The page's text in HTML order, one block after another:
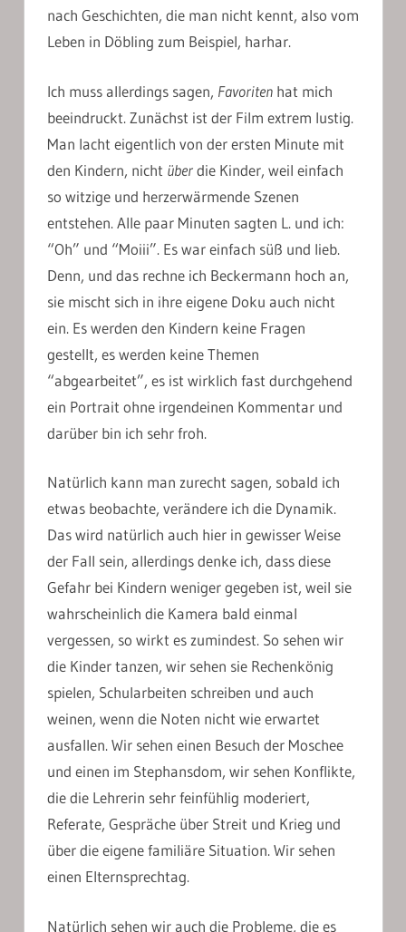
nach Geschichten, die man nicht kennt, also vom
Leben in Döbling zum Beispiel, harhar.
Ich muss allerdings sagen, Favoriten hat mich
beeindruckt. Zunächst ist der Film extrem lustig.
Man lacht eigentlich von der ersten Minute mit
den Kindern, nicht überdie Kinder, weil einfach
so witzige und herzerwärmende Szenen
entstehen. Alle paar Minuten sagten L. und ich:
“Oh” und “Moiii”. Es war einfach süß und lieb.
Denn, und das rechne ich Beckermann hoch an,
sie mischt sich in ihre eigene Doku auch nicht
ein. Es werden den Kindern keine Fragen
gestellt, es werden keine Themen
“abgearbeitet”, es ist wirklich fast durchgehend
ein Portrait ohne irgendeinen Kommentar und
darüber bin ich sehr froh.
Natürlich kann man zurecht sagen, sobald ich
etwas beobachte, verändere ich die Dynamik.
Das wird natürlich auch hier in gewisser Weise
der Fall sein, allerdings denke ich, dass diese
Gefahr bei Kindern weniger gegeben ist, weil sie
wahrscheinlich die Kamera bald einmal
vergessen, so wirkt es zumindest. So sehen wir
die Kinder tanzen, wir sehen sie Rechenkönig
spielen, Schularbeiten schreiben und auch
weinen, wenn die Noten nicht wie erwartet
ausfallen. Wir sehen einen Besuch der Moschee
und einen im Stephansdom, wir sehen Konflikte,
die die Lehrerin sehr feinfühlig moderiert,
Referate, Gespräche über Streit und Krieg und
über die eigene familiäre Situation. Wir sehen
einen Elternsprechtag.
Natürlich sehen wir auch die Probleme, die es